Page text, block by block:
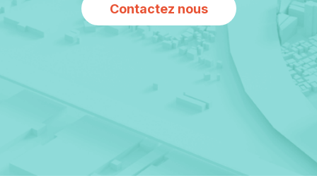
Contactez nous